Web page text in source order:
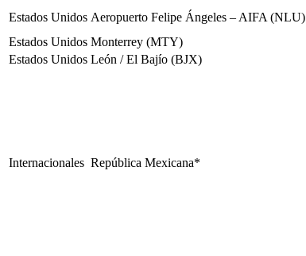
Estados Unidos Aeropuerto Felipe Ángeles – AIFA (NLU)
Estados Unidos Monterrey (MTY)
Estados Unidos León / El Bajío (BJX)
Internacionales República Mexicana*